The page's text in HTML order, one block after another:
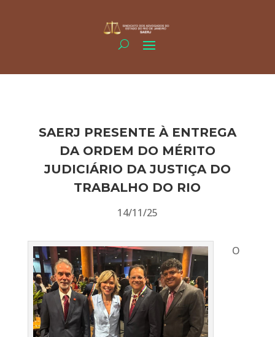
SAERJ PRESENTE À ENTREGA
DA ORDEM DO MÉRITO
JUDICIÁRIO DA JUSTIÇA DO
TRABALHO DO RIO
14/11/25
O